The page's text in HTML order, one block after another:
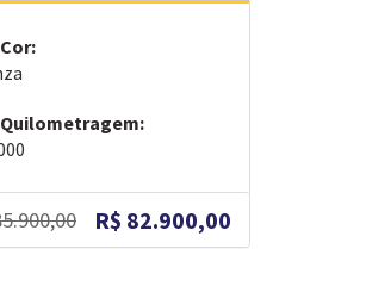
Cor:
Quilometragem:
R$ 82.900,00